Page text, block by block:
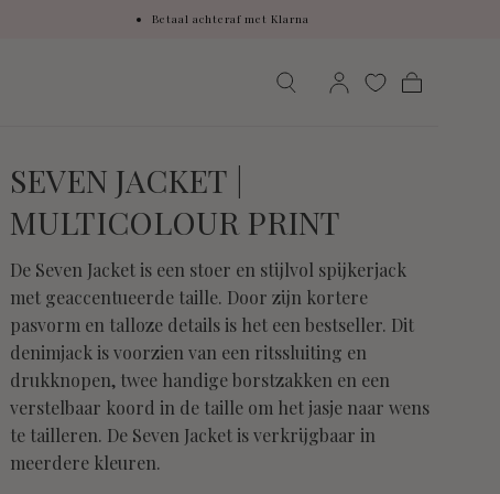
Betaal achteraf met Klarna
SEVEN JACKET |
MULTICOLOUR PRINT
De Seven Jacket is een stoer en stijlvol spijkerjack
met geaccentueerde taille. Door zijn kortere
pasvorm en talloze details is het een bestseller. Dit
denimjack is voorzien van een ritssluiting en
drukknopen, twee handige borstzakken en een
verstelbaar koord in de taille om het jasje naar wens
te tailleren. De Seven Jacket is verkrijgbaar in
meerdere kleuren.